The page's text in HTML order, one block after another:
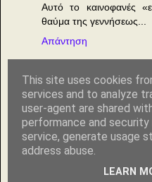
Αυτό το καινοφανές
θαύμα της γεννήσεως...
Απάντηση